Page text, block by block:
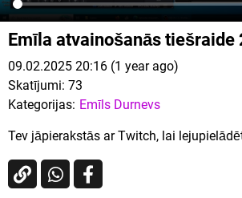
Emīla atvainošanās
09.02.2025 20:16 (1 year ago)
Skatījumi: 73
Kategorijas: Emīls Durnevs
Tev jāpierakstās ar Twitch, lai